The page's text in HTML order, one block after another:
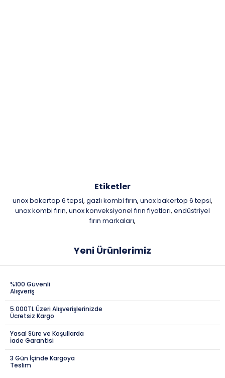
Etiketler
unox bakertop 6 tepsi, gazlı kombi fırın, unox bakertop 6 tepsi,
unox kombi fırın, unox konveksiyonel fırın fiyatları, endüstriyel
fırın markaları,
Yeni Ürünlerimiz
%100 Güvenli
Alışveriş
5.000TL Üzeri Alışverişlerinizde
Ücretsiz Kargo
Yasal Süre ve Koşullarda
İade Garantisi
3 Gün İçinde Kargoya
Teslim